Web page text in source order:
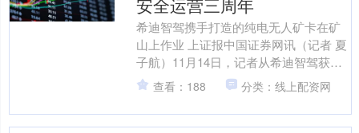
安全运营三周年
希迪智驾携手打造的纯电无人矿卡在矿
山上作业 上证报中国证券网讯（记者 夏
子航）11月14日，记者从希迪智驾获
悉，在纯电无人矿卡系统解决方案的赋
能下，希迪智驾携手....
查看：188 分类：线上配资网